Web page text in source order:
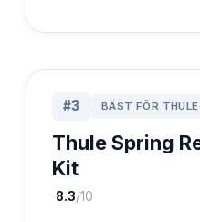
#3 BÄST FÖR
Thule Spring
Kit
·8.3/10